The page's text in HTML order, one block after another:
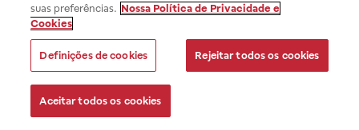
suas preferências. Nossa Política de Privacidade e
Cookies
Definições de cookies Rejeitar todos os cookies
Aceitar todos os cookies